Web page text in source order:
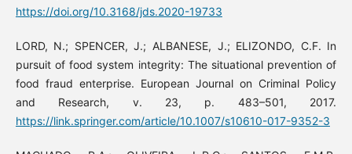
https://doi.org/10.3168/jds.2020-19733
LORD, N.; SPENCER, J.; ALBANESE, J.; ELIZONDO, C.F. In
pursuit of food system integrity: The situational prevention of
food fraud enterprise. European Journal on Criminal Policy
and Research, v. 23, p. 483–501, 2017.
https://link.springer.com/article/10.1007/s10610-017-9352-3